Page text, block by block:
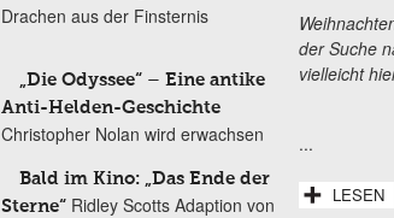
der Suche
vielleicht
...
LESEN
Drachen aus der Finsternis
„Die Odyssee“ – Eine antike
Anti-Helden-Geschichte
Christopher Nolan wird erwachsen
Bald im Kino: „Das Ende der
Sterne“ Ridley Scotts Adaption von